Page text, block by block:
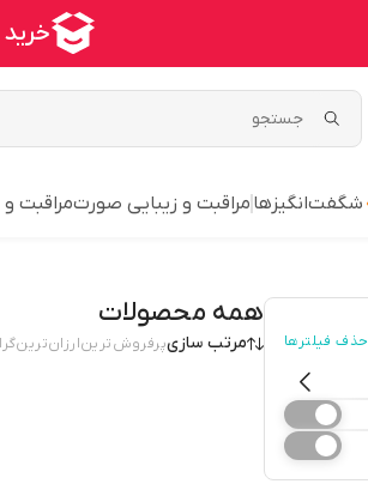
شگفت‌انگیزها مراقبت و زیبایی صورتمراقبت
حذف فیلترها
همه محصولات
مرتب سازیپرفروش‌ترینارزان‌ترین